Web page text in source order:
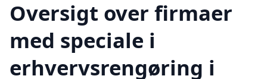
Oversigt over firmaer
med speciale i
erhvervsrengøring i